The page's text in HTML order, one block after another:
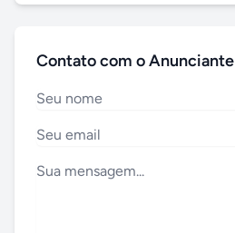
Contato com o Anunciante